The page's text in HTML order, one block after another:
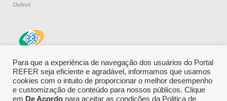
Outros
Para que a experiência de navegação dos usuários do Portal
REFER seja eficiente e agradável, informamos que usamos
cookies com o intuito de proporcionar o melhor desempenho
e customização de conteúdo para nossos públicos. Clique
em De Acordo para aceitar as condições da Politica de